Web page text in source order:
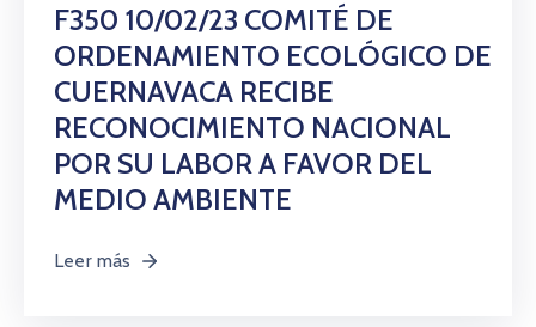
F350 10/02/23 COMITÉ DE
ORDENAMIENTO ECOLÓGICO DE
CUERNAVACA RECIBE
RECONOCIMIENTO NACIONAL
POR SU LABOR A FAVOR DEL
MEDIO AMBIENTE
Leer más